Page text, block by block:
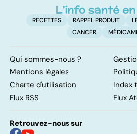
RECETTES RAPPEL PRODUIT
CANCER
Qui sommes-nous ?
Mentions légales
Charte d'utilisation
Index
Flux RSS
Flux
Retrouvez-nous sur